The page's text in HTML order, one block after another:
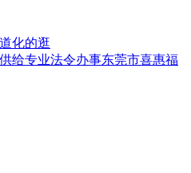
化的逛
给专业法令办事东莞市喜惠福